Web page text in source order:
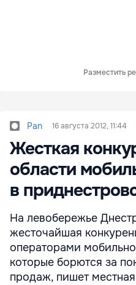
Разместить
Pan 16 августа 2012, 11:44
Жесткая
области
в
На левобережье
жесточайшая
операторами
которые борются за
продаж, пишет